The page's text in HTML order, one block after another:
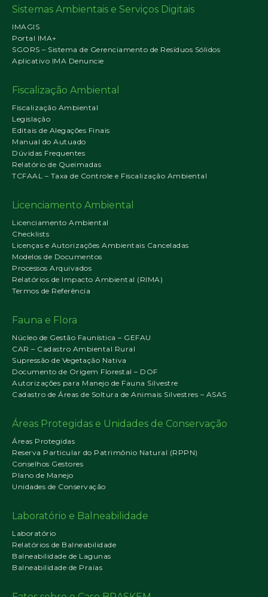
Sistemas Ambientais e Serviços Digitais
IMAGIS
Portal IMA+
SGORS – Sistema de Gerenciamento de Resíduos Sólidos
Aplicativo IMA Denuncie
Fiscalização Ambiental
Fiscalização Ambiental
Legislação
Editais de Alegações Finais
Manual do Autuado
Dúvidas Frequentes
Relatório de Queimadas
TCFAAL – Taxa de Controle e Fiscalização Ambiental
Licenciamento Ambiental
Licenciamento Ambiental
Checklists
Licenças e Autorizações Ambientais Canceladas
Modelos de Documentos
Processos Arquivados
Relatórios de Impacto Ambiental (RIMA)
Termos de Referência
Fauna e Flora
Núcleo de Gestão Faunística – GEFAU
CAR – Cadastro Ambiental Rural
Supressão de Vegetação Nativa
Documento de Origem Florestal – DOF
Autorizações para Manejo de Fauna Silvestre
Cadastro de Áreas de Soltura de Animais Silvestres – ASAS
Áreas Protegidas e Unidades de Conservação
Áreas Protegidas
Reserva Particular do Patrimônio Natural (RPPN)
Conselhos Gestores
Plano de Manejo
Unidades de Conservação
Laboratório e Balneabilidade
Laboratório
Relatórios de Balneabilidade
Balneabilidade de Lagunas
Balneabilidade de Praias